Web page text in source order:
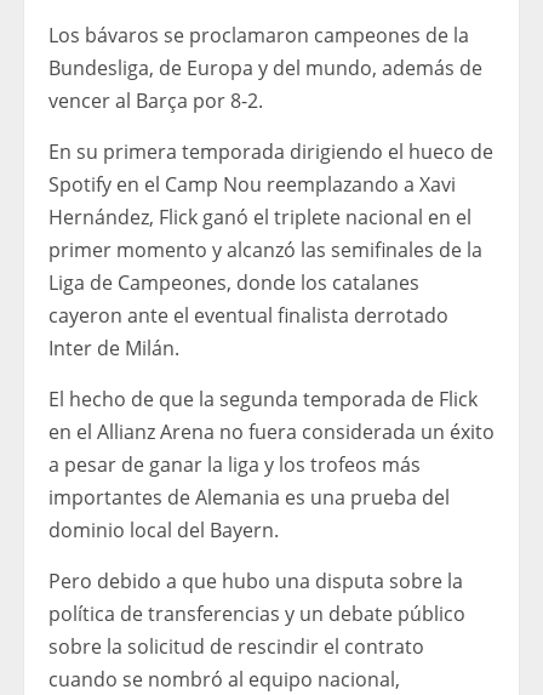
Los bávaros se proclamaron campeones de la
Bundesliga, de Europa y del mundo, además de
vencer al Barça por 8-2.
En su primera temporada dirigiendo el hueco de
Spotify en el Camp Nou reemplazando a Xavi
Hernández, Flick ganó el triplete nacional en el
primer momento y alcanzó las semifinales de la
Liga de Campeones, donde los catalanes
cayeron ante el eventual finalista derrotado
Inter de Milán.
El hecho de que la segunda temporada de Flick
en el Allianz Arena no fuera considerada un éxito
a pesar de ganar la liga y los trofeos más
importantes de Alemania es una prueba del
dominio local del Bayern.
Pero debido a que hubo una disputa sobre la
política de transferencias y un debate público
sobre la solicitud de rescindir el contrato
cuando se nombró al equipo nacional,